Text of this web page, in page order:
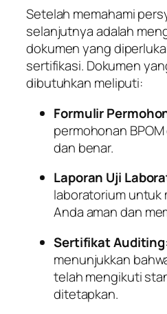
Setelah memahami
selanjutnya adalah
dokumen yang
sertifikasi. Dokumen
dibutuhkan meliputi:
Formulir
permohonan
dan benar.
Laporan Uji
laboratorium untuk
Anda aman dan
Sertifikat Auditing
menunjukkan
telah mengikuti
ditetapkan.